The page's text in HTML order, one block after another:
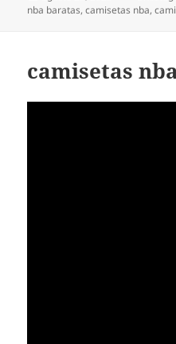
el
nba baratas,camisetas nba,
camisetas